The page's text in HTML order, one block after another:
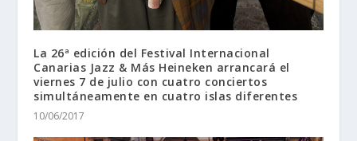
La 26ª edición del Festival Internacional
Canarias Jazz & Más Heineken arrancará el
viernes 7 de julio con cuatro conciertos
simultáneamente en cuatro islas diferentes
10/06/2017